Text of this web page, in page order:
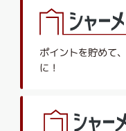
ポイントを貯めて、
に！